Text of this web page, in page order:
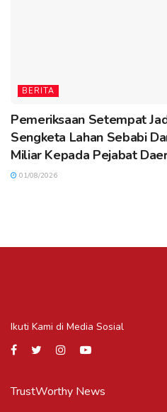
BERITA
Pemeriksaan Setempat
Sengketa Lahan Sebabi
Miliar Kepada Pejabat
01/08/2026
Ikuti Kami di Media Sosial
TrustWorthy News